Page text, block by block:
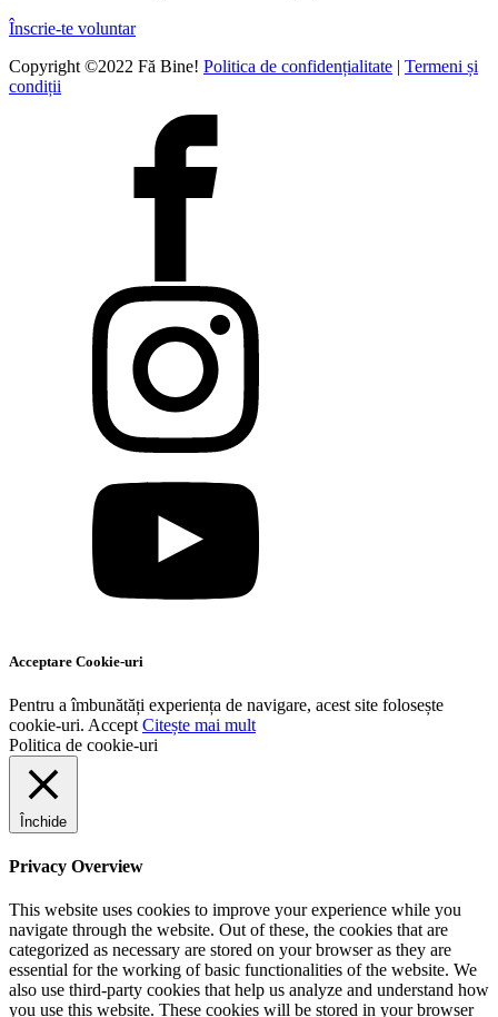
Înscrie-te voluntar
Copyright ©2022 Fă Bine! Politica de confidențialitate | Termeni și
condiții
Acceptare Cookie-uri
Pentru a îmbunătăți experiența de navigare, acest site folosește
cookie-uri. Accept Citește mai mult
Politica de cookie-uri
Închide
Privacy Overview
This website uses cookies to improve your experience while you
navigate through the website. Out of these, the cookies that are
categorized as necessary are stored on your browser as they are
essential for the working of basic functionalities of the website. We
also use third-party cookies that help us analyze and understand how
you use this website. These cookies will be stored in your browser